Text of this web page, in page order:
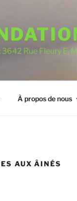
3642 Rue Fleury E,
À propos de nous
AUX ÂINÉS